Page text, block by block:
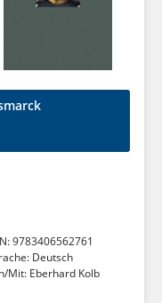
9783406562761
Deutsch
Mit: Eberhard Kolb